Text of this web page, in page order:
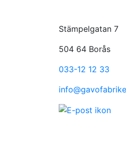
Stämpelgatan 7
504 64 Borås
033-12 12 33